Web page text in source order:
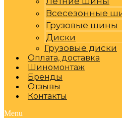
Всесезонные
Грузовые шины
Диски
Грузовые диски
Оплата, доставка
Шиномонтаж
Бренды
Отзывы
Контакты
Menu